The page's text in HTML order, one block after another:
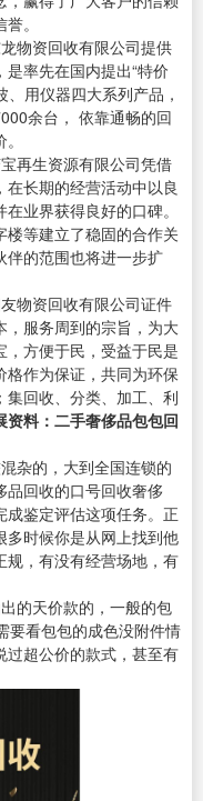
。
物资回收有限公司提供
率先在国内提出“特价
、用仪器四大系列产品，
余台， 依靠通畅的回
再生资源有限公司凭借
长期的经营活动中以良
业界获得良好的口碑。
楼等建立了稳固的合作关
伴的范围也将进一步扩
物资回收有限公司证件
，服务周到的宗旨，为大
方便于民，受益于民是
格作为保证，共同为环保
回收、分类、加工、利
资料： 二手奢侈品包包回
杂的，大到全国连锁的
品回收的口号回收奢侈
鉴定评估这项任务。正
多时候你是从网上找到他
规，有没有经营场地，有
的天价款的，一般的包
要看包包的成色没附件情
过超公价的款式，甚至有